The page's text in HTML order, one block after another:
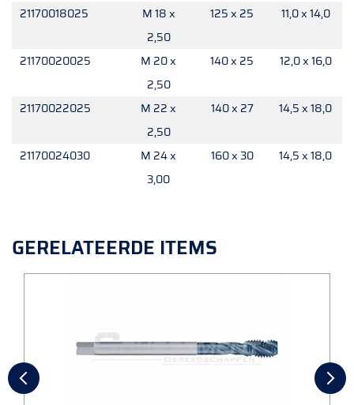
21170018025
M 18 x
2,50
125 x 25 11,0 x 14,0
21170020025
M 20 x
2,50
140 x 25 12,0 x 16,0
21170022025
M 22 x
2,50
140 x 27 14,5 x 18,0
21170024030
M 24 x
3,00
160 x 30 14,5 x 18,0
GERELATEERDE ITEMS